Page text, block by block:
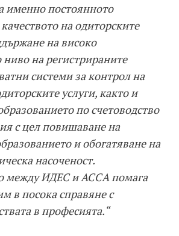
именно постоянното
на одиторските
на високо
на регистрираните
системи за контрол на
услуги, както и
по счетоводство
с цел повишаване на
и обогатяване на
насоченост.
между ИДЕС и АССА помага
в посока справяне с
в професията.“